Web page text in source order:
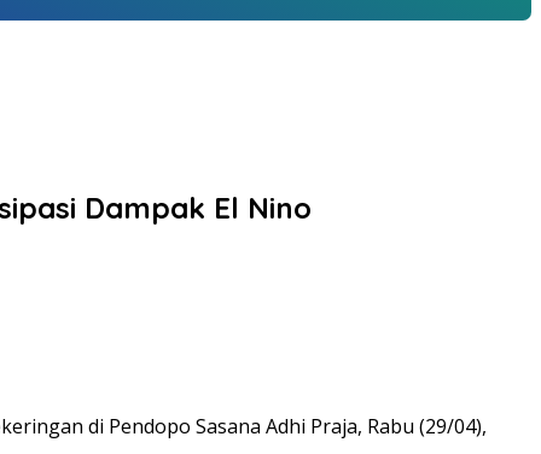
Dampak El Nino
di Pendopo Sasana Adhi Praja, Rabu (29/04),